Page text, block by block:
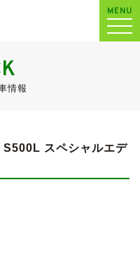
MENU
情報
S500L スペシャルエデ